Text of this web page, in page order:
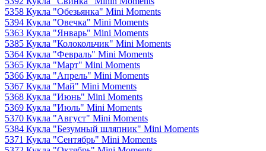
5358 Кукла "Обезьянка" Mini Moments
5394 Кукла "Овечка" Mini Moments
5363 Кукла "Январь" Mini Moments
5385 Кукла "Колокольчик" Mini Moments
5364 Кукла "Февраль" Mini Moments
5365 Кукла "Март" Mini Moments
5366 Кукла "Апрель" Mini Moments
5367 Кукла "Май" Mini Moments
5368 Кукла "Июнь" Mini Moments
5369 Кукла "Июль" Mini Moments
5370 Кукла "Август" Mini Moments
5384 Кукла "Безумный шляпник" Mini Moments
5371 Кукла "Сентябрь" Mini Moments